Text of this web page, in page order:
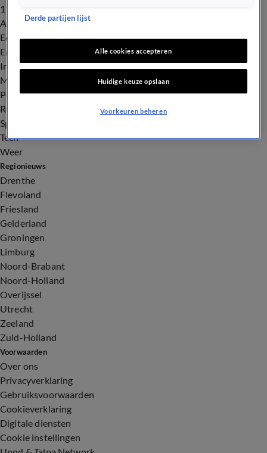
112
Advies & Tips
Economie
Entertainment
Infrastructuur
Milieu en Gezondheid
Politiek
Royalty
Sport
Tech
Weer
Regionieuws
Drenthe
Flevoland
Friesland
Gelderland
Groningen
Limburg
Noord-Brabant
Noord-Holland
Overijssel
Utrecht
Zeeland
Zuid-Holland
Voorwaarden
Over ons
Privacyverklaring
Gebruiksvoorwaarden
Cookieverklaring
Digitale diensten
Cookie instellingen
Derde partijen lijst
Alle cookies accepteren
Huidige keuze opslaan
Voorkeuren beheren